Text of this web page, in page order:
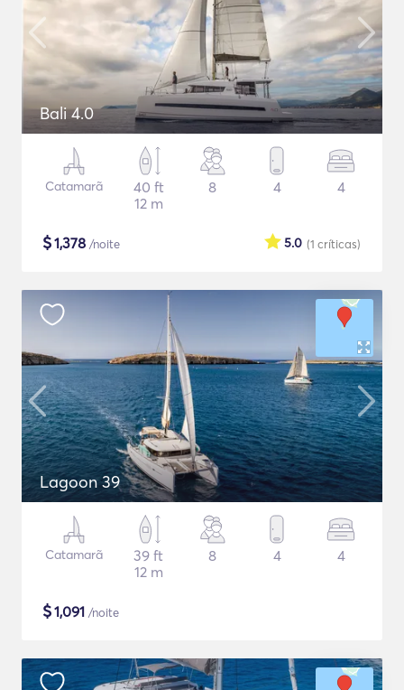
Bali 4.0
Catamarã
40 ft
12 m
8 4 4
$1,378 /noite (1 críticas)
5.0
Lagoon 39
Catamarã
39 ft
12 m
8 4 4
$1,091 /noite